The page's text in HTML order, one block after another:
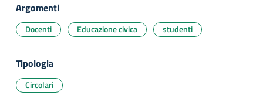
Argomenti
Docenti Educazione civica studenti
Tipologia
Circolari